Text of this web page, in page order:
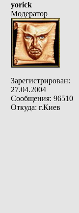
yorick
Модератор
Зарегистрирован:
27.04.2004
Сообщения: 96510
Откуда: г.Киев